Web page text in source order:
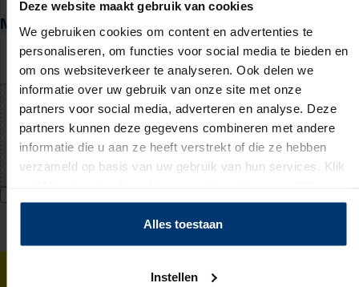
Deze website maakt gebruik van cookies
We gebruiken cookies om content en advertenties te
personaliseren, om functies voor social media te bieden en
om ons websiteverkeer te analyseren. Ook delen we
informatie over uw gebruik van onze site met onze
partners voor social media, adverteren en analyse. Deze
partners kunnen deze gegevens combineren met andere
informatie die u aan ze heeft verstrekt of die ze hebben
verzameld op basis van uw gebruik van hun services. Klik
liever geen cookies, klik dan op "instellen". Op onze
kunt u meer lezen over onze cookies.
Alles toestaan
Instellen
Motivatie en cv
Waarom past deze baan bij jou? (niet verplicht)
Upload jouw cv (niet verplicht)
PDF of Word-document (max. 5 MB)
via WhatsApp. Toestemming voor WhatsApp kan ik intrekken bij mijn
vestiging. Ik accepteer hetprivacy statement.
Solliciteren